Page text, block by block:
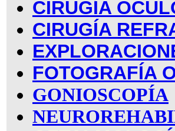
CIRUGÍA
CIRUGÍA
FOTOGRAFÍA
GONIOSCOPÍA